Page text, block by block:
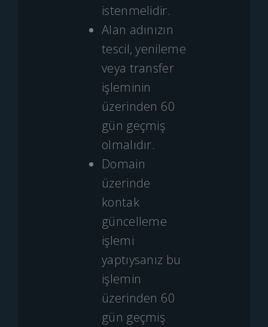
istenmelidir.
Alan adınızın
tescil, yenileme
veya transfer
işleminin
üzerinden 60
gün geçmiş
olmalıdır.
Domain
üzerinde
kontak
güncelleme
işlemi
yaptıysanız bu
işlemin
üzerinden 60
gün geçmiş